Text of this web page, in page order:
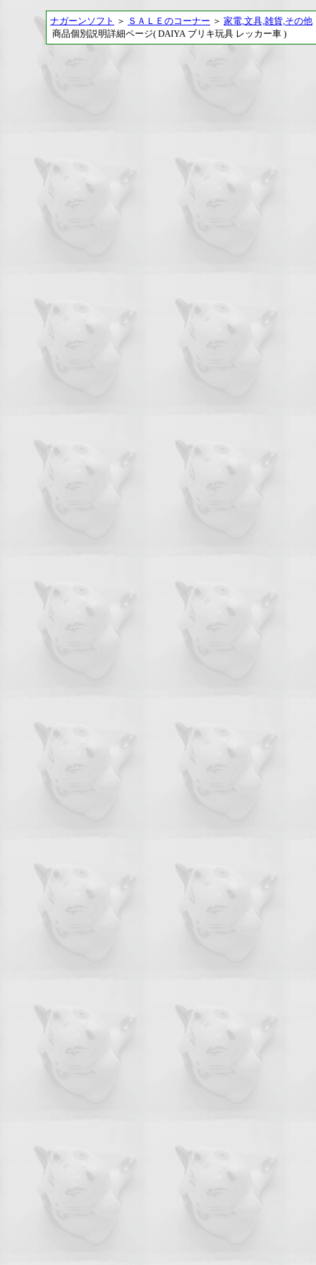
ナガーンソフト ＞ ＳＡＬＥのコーナー ＞ 家電,文具,雑貨,その他
商品個別説明詳細ページ( DAIYA ブリキ玩具 レッカー車 )